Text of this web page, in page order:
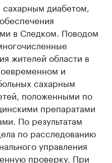
диабетом,
в Следком. Поводом
жителей области в
и
сахарным
положенными по
препаратами
По результатам
по расследованию
управления
проверку. При